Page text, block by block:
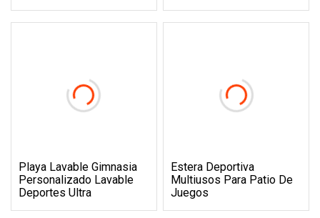
Playa Lavable Gimnasia
Personalizado Lavable
Deportes Ultra
Estera Deportiva
Multiusos Para Patio De
Juegos